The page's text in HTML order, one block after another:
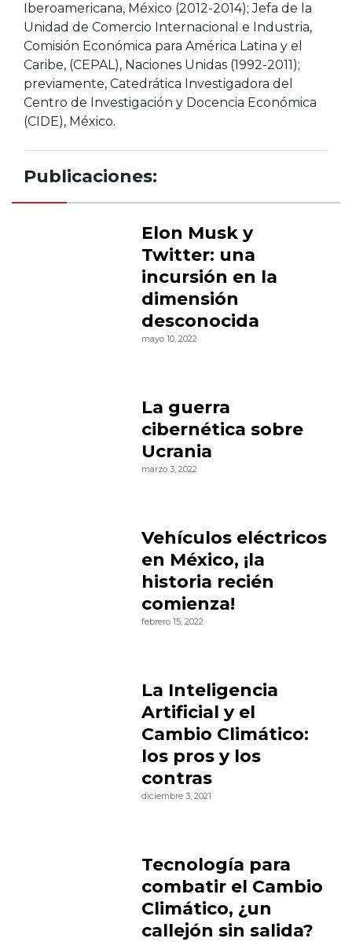
Iberoamericana, México (2012-2014); Jefa de la
Unidad de Comercio Internacional e Industria,
Comisión Económica para América Latina y el
Caribe, (CEPAL), Naciones Unidas (1992-2011);
previamente, Catedrática Investigadora del
Centro de Investigación y Docencia Económica
(CIDE), México.
Publicaciones:
Elon Musk y
Twitter: una
incursión en la
dimensión
desconocida
mayo 10, 2022
La guerra
cibernética sobre
Ucrania
marzo 3, 2022
Vehículos eléctricos
en México, ¡la
historia recién
comienza!
febrero 15, 2022
La Inteligencia
Artificial y el
Cambio Climático:
los pros y los
contras
diciembre 3, 2021
Tecnología para
combatir el Cambio
Climático, ¿un
callejón sin salida?